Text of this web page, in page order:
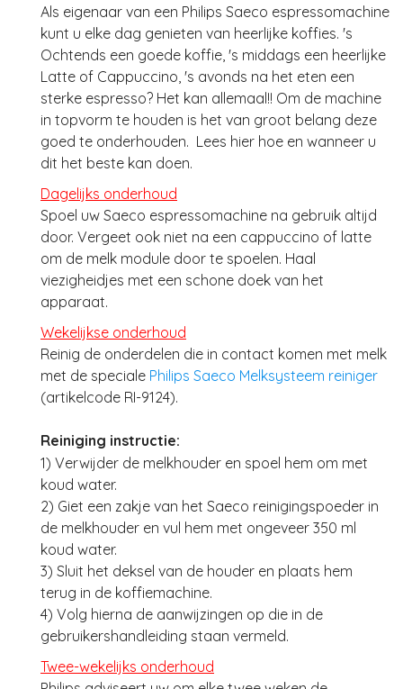
Als eigenaar van een Philips Saeco espressomachine
kunt u elke dag genieten van heerlijke koffies. 's
Ochtends een goede koffie, 's middags een heerlijke
Latte of Cappuccino, 's avonds na het eten een
sterke espresso? Het kan allemaal!! Om de machine
in topvorm te houden is het van groot belang deze
goed te onderhouden. Lees hier hoe en wanneer u
dit het beste kan doen.
Dagelijks onderhoud
Spoel uw Saeco espressomachine na gebruik altijd
door. Vergeet ook niet na een cappuccino of latte
om de melk module door te spoelen. Haal
viezigheidjes met een schone doek van het
apparaat.
Wekelijkse onderhoud
Reinig de onderdelen die in contact komen met melk
met de speciale Philips Saeco Melksysteem reiniger
(artikelcode RI-9124).
Reiniging instructie:
1) Verwijder de melkhouder en spoel hem om met
koud water.
2) Giet een zakje van het Saeco reinigingspoeder in
de melkhouder en vul hem met ongeveer 350 ml
koud water.
3) Sluit het deksel van de houder en plaats hem
terug in de koffiemachine.
4) Volg hierna de aanwijzingen op die in de
gebruikershandleiding staan vermeld.
Twee-wekelijks onderhoud